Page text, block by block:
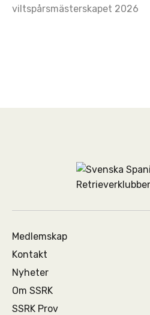
viltspårsmästerskapet 2026
Medlemskap
Kontakt
Nyheter
Om SSRK
SSRK Prov